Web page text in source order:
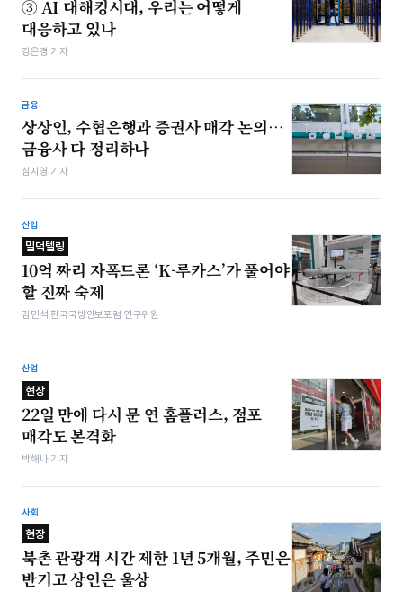
③ AI 대해킹시대, 우리는 어떻게
대응하고 있나
강은경 기자
금융
상상인, 수협은행과 증권사 매각 논의…
금융사 다 정리하나
심지영 기자
산업
밀덕텔링
10억 짜리 자폭드론 ‘K-루카스’가 풀어야
할 진짜 숙제
김민석 한국국방안보포럼 연구위원
산업
현장
22일 만에 다시 문 연 홈플러스, 점포
매각도 본격화
박해나 기자
사회
현장
북촌 관광객 시간 제한 1년 5개월, 주민은
반기고 상인은 울상